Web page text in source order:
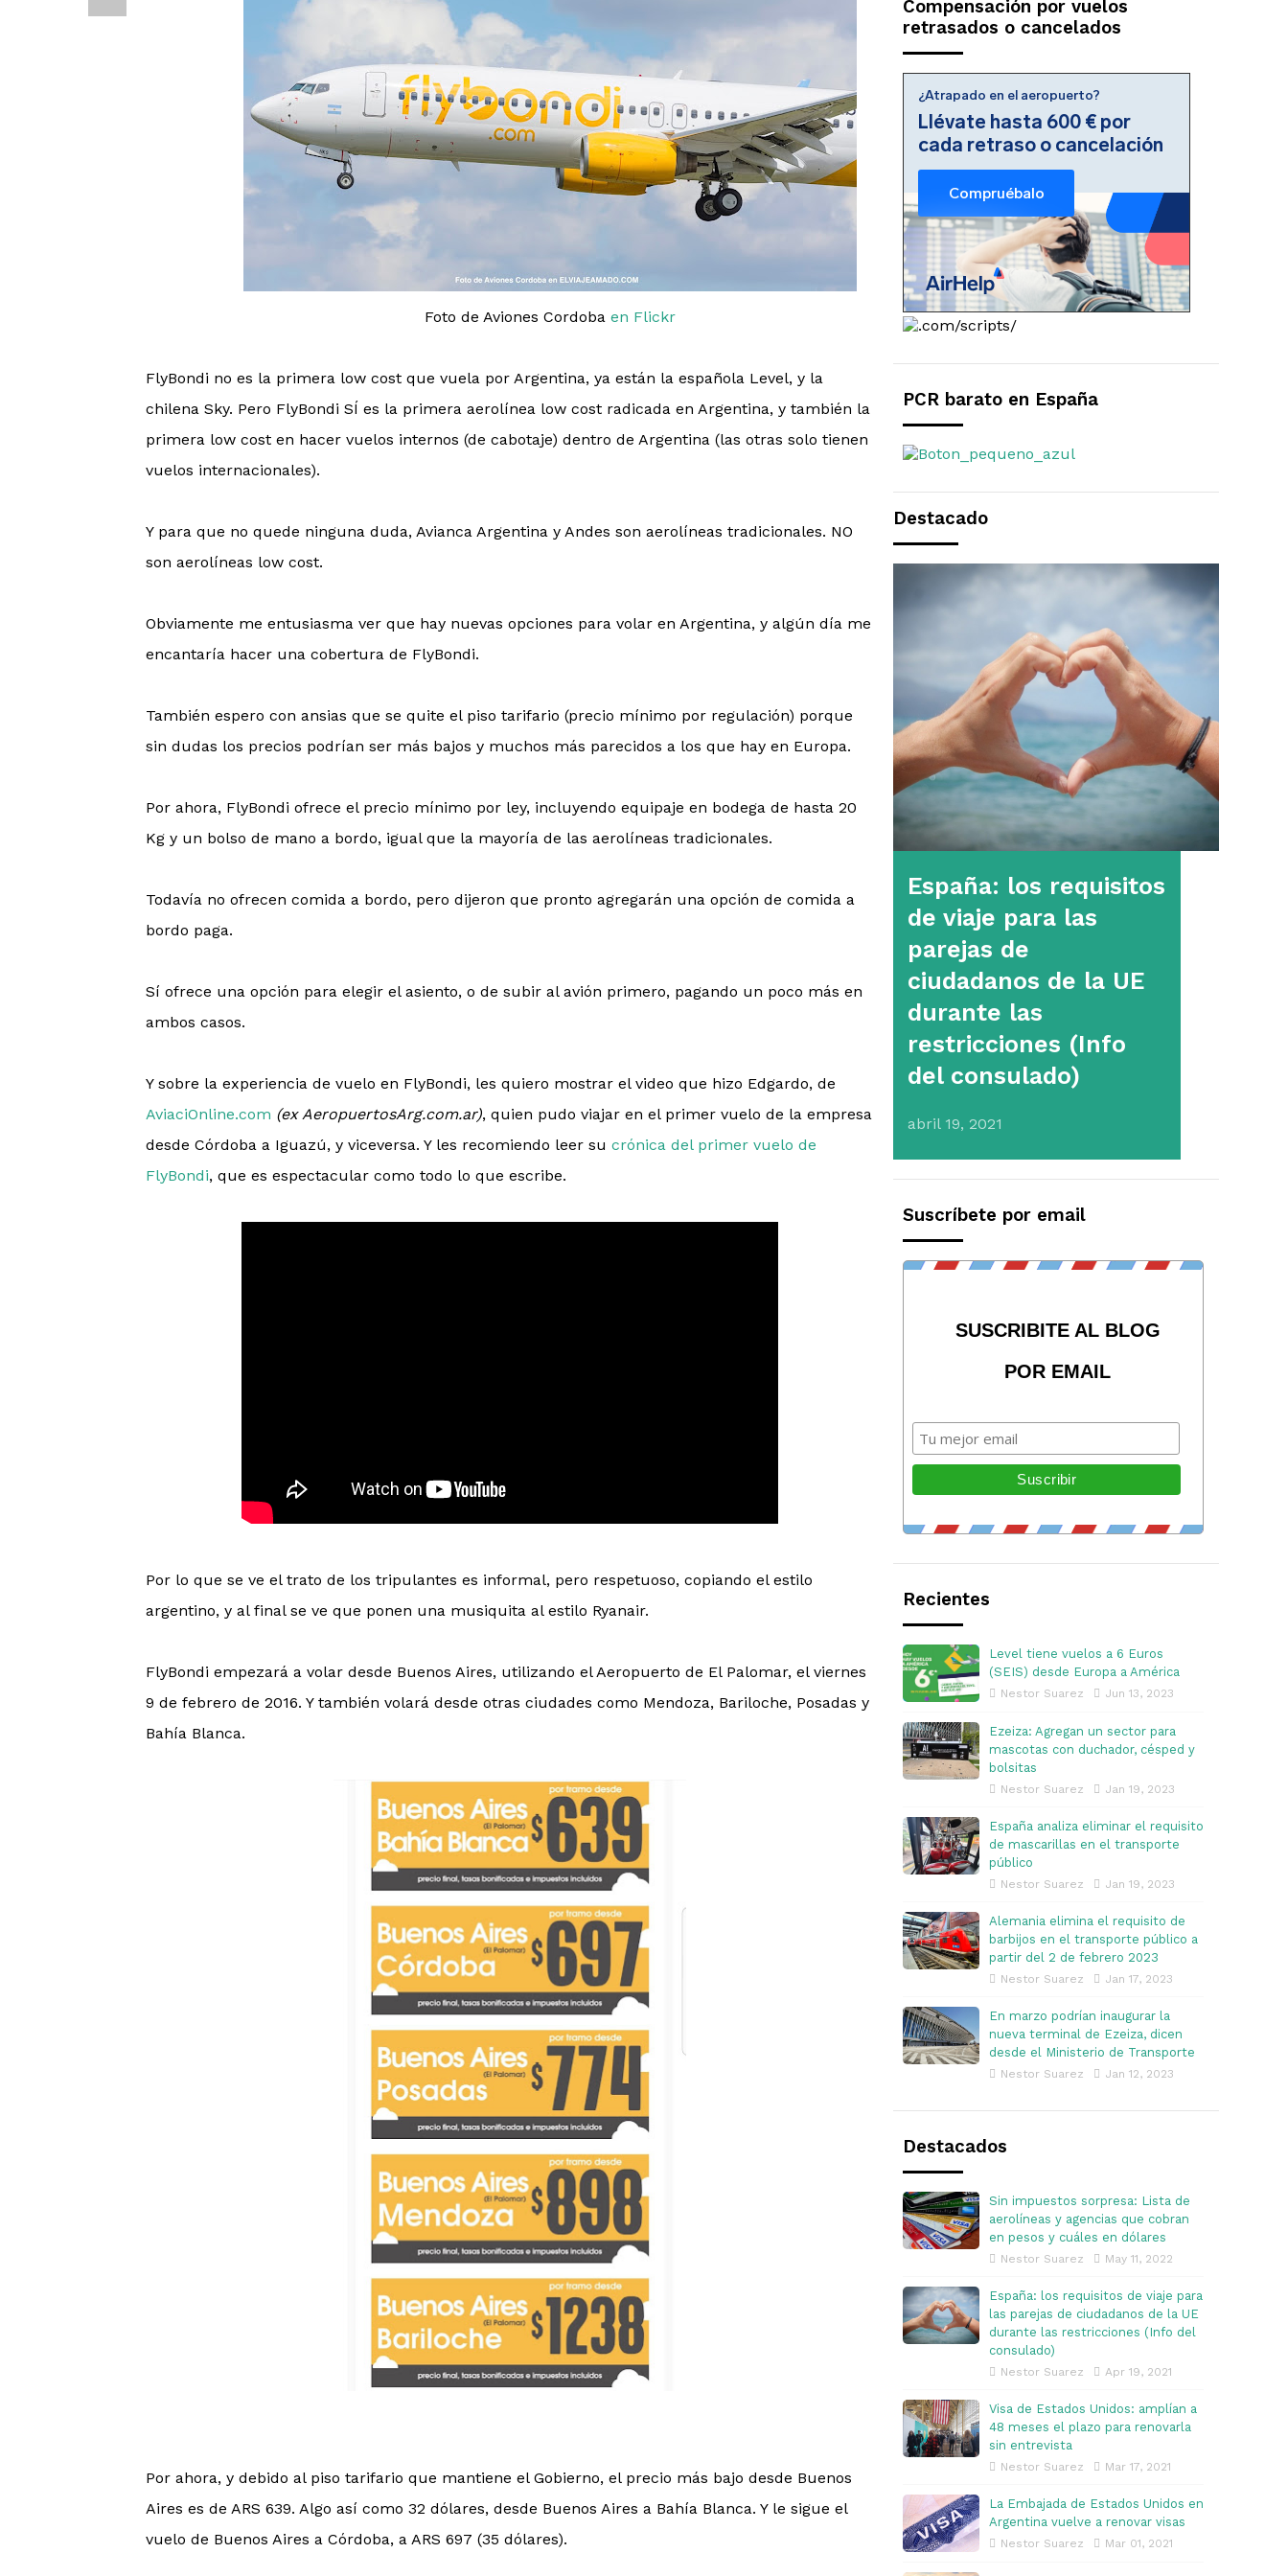
Foto de Aviones Cordoba en Flickr
FlyBondi no es la primera low cost que vuela por Argentina, ya están la española Level, y la
chilena Sky. Pero FlyBondi SÍ es la primera aerolínea low cost radicada en Argentina, y también la
primera low cost en hacer vuelos internos (de cabotaje) dentro de Argentina (las otras solo tienen
vuelos internacionales).
Y para que no quede ninguna duda, Avianca Argentina y Andes son aerolíneas tradicionales. NO
son aerolíneas low cost.
Obviamente me entusiasma ver que hay nuevas opciones para volar en Argentina, y algún día me
encantaría hacer una cobertura de FlyBondi.
También espero con ansias que se quite el piso tarifario (precio mínimo por regulación) porque
sin dudas los precios podrían ser más bajos y muchos más parecidos a los que hay en Europa.
Por ahora, FlyBondi ofrece el precio mínimo por ley, incluyendo equipaje en bodega de hasta 20
Kg y un bolso de mano a bordo, igual que la mayoría de las aerolíneas tradicionales.
Todavía no ofrecen comida a bordo, pero dijeron que pronto agregarán una opción de comida a
bordo paga.
Sí ofrece una opción para elegir el asiento, o de subir al avión primero, pagando un poco más en
ambos casos.
Y sobre la experiencia de vuelo en FlyBondi, les quiero mostrar el video que hizo Edgardo, de
AviaciOnline.com (ex AeropuertosArg.com.ar), quien pudo viajar en el primer vuelo de la empresa
desde Córdoba a Iguazú, y viceversa. Y les recomiendo leer su crónica del primer vuelo de
FlyBondi, que es espectacular como todo lo que escribe.
Por lo que se ve el trato de los tripulantes es informal, pero respetuoso, copiando el estilo
argentino, y al final se ve que ponen una musiquita al estilo Ryanair.
FlyBondi empezará a volar desde Buenos Aires, utilizando el Aeropuerto de El Palomar, el viernes
9 de febrero de 2016. Y también volará desde otras ciudades como Mendoza, Bariloche, Posadas y
Bahía Blanca.
Por ahora, y debido al piso tarifario que mantiene el Gobierno, el precio más bajo desde Buenos
Aires es de ARS 639. Algo así como 32 dólares, desde Buenos Aires a Bahía Blanca. Y le sigue el
vuelo de Buenos Aires a Córdoba, a ARS 697 (35 dólares).
Compensación por vuelos
retrasados o cancelados
PCR barato en España
Destacado
España: los requisitos
de viaje para las
parejas de
ciudadanos de la UE
durante las
restricciones (Info
del consulado)
abril 19, 2021
Suscríbete por email
SUSCRIBITE AL BLOG
POR EMAIL
Recientes
Level tiene vuelos a 6 Euros
(SEIS) desde Europa a América
Nestor Suarez Jun 13, 2023
Ezeiza: Agregan un sector para
mascotas con duchador, césped y
bolsitas
Nestor Suarez Jan 19, 2023
España analiza eliminar el requisito
de mascarillas en el transporte
público
Nestor Suarez Jan 19, 2023
Alemania elimina el requisito de
barbijos en el transporte público a
partir del 2 de febrero 2023
Nestor Suarez Jan 17, 2023
En marzo podrían inaugurar la
nueva terminal de Ezeiza, dicen
desde el Ministerio de Transporte
Nestor Suarez Jan 12, 2023
Destacados
Sin impuestos sorpresa: Lista de
aerolíneas y agencias que cobran
en pesos y cuáles en dólares
Nestor Suarez May 11, 2022
España: los requisitos de viaje para
las parejas de ciudadanos de la UE
durante las restricciones (Info del
consulado)
Nestor Suarez Apr 19, 2021
Visa de Estados Unidos: amplían a
48 meses el plazo para renovarla
sin entrevista
Nestor Suarez Mar 17, 2021
La Embajada de Estados Unidos en
Argentina vuelve a renovar visas
Nestor Suarez Mar 01, 2021